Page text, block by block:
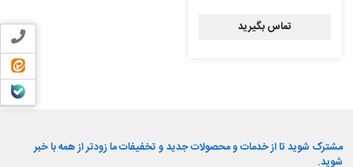
تماس
ایتا
بله
تماس بگیرید
مشترک شوید تا از خدمات و محصولات جدید و تخفیفات ما زودتر از همه با خبر
شوید.